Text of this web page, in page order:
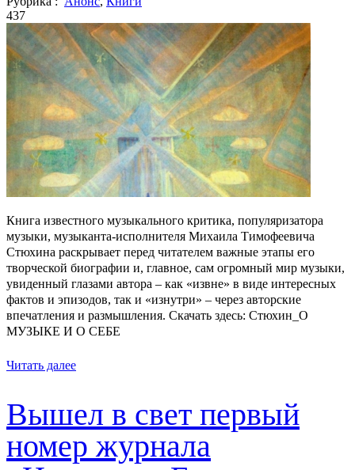
437
Книга известного музыкального критика, популяризатора
музыки, музыканта-исполнителя Михаила Тимофеевича
Стюхина раскрывает перед читателем важные этапы его
творческой биографии и, главное, сам огромный мир музыки,
увиденный глазами автора – как «извне» в виде интересных
фактов и эпизодов, так и «изнутри» – через авторские
впечатления и размышления. Скачать здесь: Стюхин_О
МУЗЫКЕ И О СЕБЕ
Читать далее
Вышел в свет первый
номер журнала